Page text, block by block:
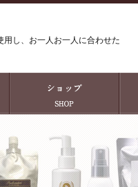
し、お一人お一人に合わせた